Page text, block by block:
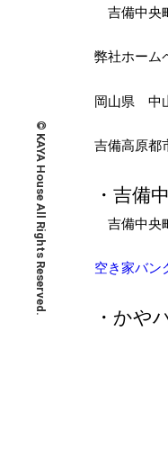
© KAYA House All Rights Reserved.
吉備中央
弊社ホーム
岡山県 中
吉備高原
・吉備
吉備中央
空き家バン
・かや